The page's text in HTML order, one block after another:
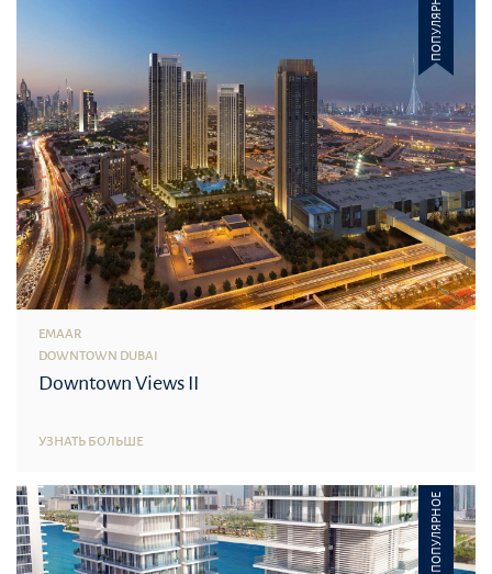
ПОПУЛЯРНОЕ
EMAAR
DOWNTOWN DUBAI
Downtown Views II
УЗНАТЬ БОЛЬШЕ
ПОПУЛЯРНОЕ